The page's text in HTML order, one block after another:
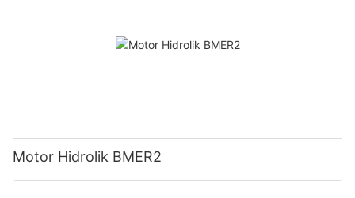
Motor Hidrolik BMER2